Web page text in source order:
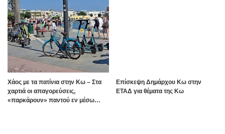
Χάος με τα πατίνια στην Κω – Στα
χαρτιά οι απαγορεύσεις,
«παρκάρουν» παντού εν μέσω
Επίσκεψη Δημάρχου Κω στην
ΕΤΑΔ για θέματα της Κω